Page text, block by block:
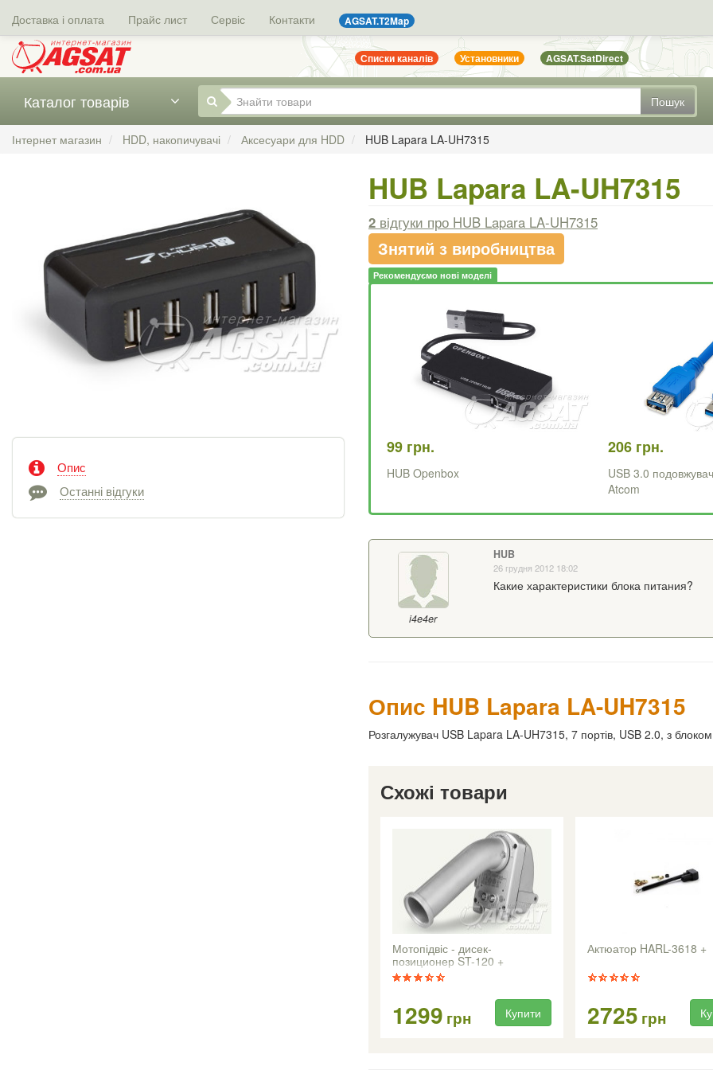
Доставка і оплата Прайс лист Сервіс Контакти AGSAT.T2Map
Списки каналів Установники AGSAT.SatDirect
Пошук
Каталог товарів
Інтернет магазин HDD, накопичувачі Аксесуари для HDD HUB Lapara LA-UH7315
Опис
Останні відгуки
HUB Lapara LA-UH7315
2 відгуки про HUB Lapara LA-UH7315
Знятий з виробництва
Рекомендуємо нові моделі
99 грн.
HUB Openbox
206 грн.
USB 3.0
Atcom
i4e4er
HUB
26 грудня 2012 18:02
Какие характеристики блока питания?
Опис HUB Lapara LA-UH7315
Розгалужувач USB Lapara LA-UH7315, 7 портів, USB 2.0, з
Схожі товари
Мотопідвіс - дисек-
позиционер ST-120 +
1299 грн Купити
Актюатор HARL-3618 +
2725 грн